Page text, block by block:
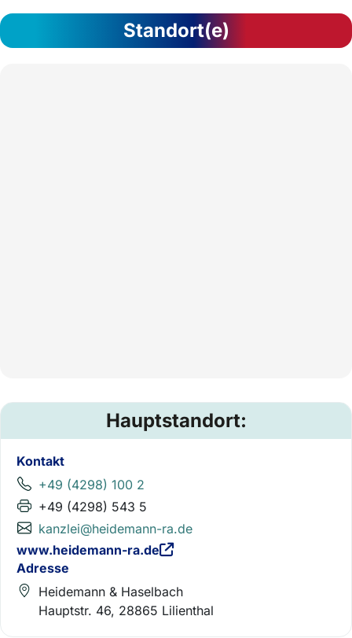
Standort(e)
Hauptstandort:
Kontakt
+49 (4298) 100 2
+49 (4298) 543 5
kanzlei@heidemann-ra.de
www.heidemann-ra.de
Adresse
Heidemann & Haselbach
Hauptstr. 46, 28865 Lilienthal